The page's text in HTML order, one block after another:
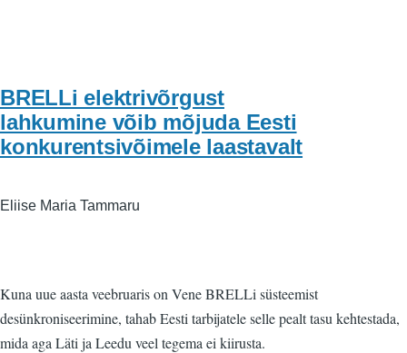
BRELLi elektrivõrgust
lahkumine võib mõjuda Eesti
konkurentsivõimele laastavalt
Eliise Maria Tammaru
Kuna uue aasta veebruaris on Vene BRELLi süsteemist
desünkroniseerimine, tahab Eesti tarbijatele selle pealt tasu kehtestada,
mida aga Läti ja Leedu veel tegema ei kiirusta.